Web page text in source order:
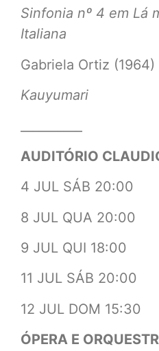
Sinfonia nº 4 em Lá
Italiana
Gabriela Ortiz (1964)
Kauyumari
AUDITÓRIO
4 JUL SÁB 20:00
8 JUL QUA 20:00
9 JUL QUI 18:00
11 JUL SÁB 20:00
12 JUL DOM 15:30
ÓPERA E